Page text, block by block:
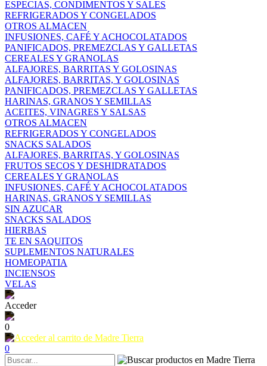
ESPECIAS, CONDIMENTOS Y SALES
REFRIGERADOS Y CONGELADOS
OTROS ALMACEN
INFUSIONES, CAFÉ Y ACHOCOLATADOS
PANIFICADOS, PREMEZCLAS Y GALLETAS
CEREALES Y GRANOLAS
ALFAJORES, BARRITAS Y GOLOSINAS
ALFAJORES, BARRITAS, Y GOLOSINAS
PANIFICADOS, PREMEZCLAS Y GALLETAS
HARINAS, GRANOS Y SEMILLAS
ACEITES, VINAGRES Y SALSAS
OTROS ALMACEN
REFRIGERADOS Y CONGELADOS
SNACKS SALADOS
ALFAJORES, BARRITAS, Y GOLOSINAS
FRUTOS SECOS Y DESHIDRATADOS
CEREALES Y GRANOLAS
INFUSIONES, CAFÉ Y ACHOCOLATADOS
HARINAS, GRANOS Y SEMILLAS
SIN AZUCAR
SNACKS SALADOS
HIERBAS
TE EN SAQUITOS
SUPLEMENTOS NATURALES
HOMEOPATIA
INCIENSOS
VELAS
Acceder
0
0